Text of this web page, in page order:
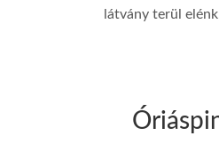
látvány terül